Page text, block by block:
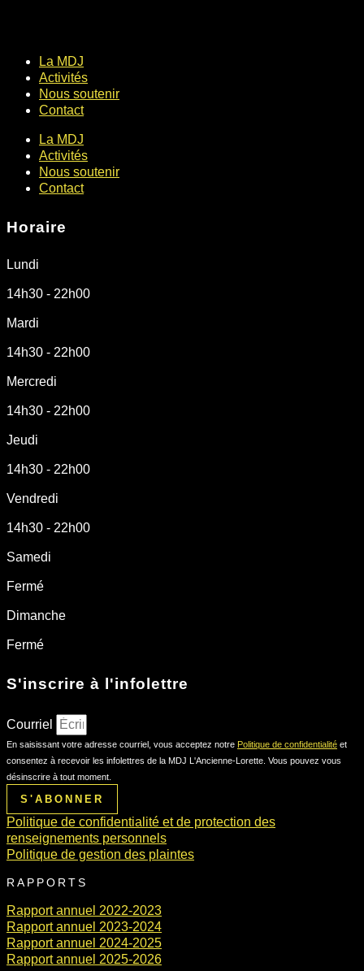
La MDJ
Activités
Nous soutenir
Contact
La MDJ
Activités
Nous soutenir
Contact
Horaire
Lundi
14h30 - 22h00
Mardi
14h30 - 22h00
Mercredi
14h30 - 22h00
Jeudi
14h30 - 22h00
Vendredi
14h30 - 22h00
Samedi
Fermé
Dimanche
Fermé
S'inscrire à l'infolettre
Courriel
En saisissant votre adresse courriel, vous acceptez notre Politique de confidentialité et
consentez à recevoir les infolettres de la MDJ L'Ancienne-Lorette. Vous pouvez vous
désinscrire à tout moment.
S'ABONNER
Politique de confidentialité et de protection des
renseignements personnels
Politique de gestion des plaintes
RAPPORTS
Rapport annuel 2022-2023
Rapport annuel 2023-2024
Rapport annuel 2024-2025
Rapport annuel 2025-2026